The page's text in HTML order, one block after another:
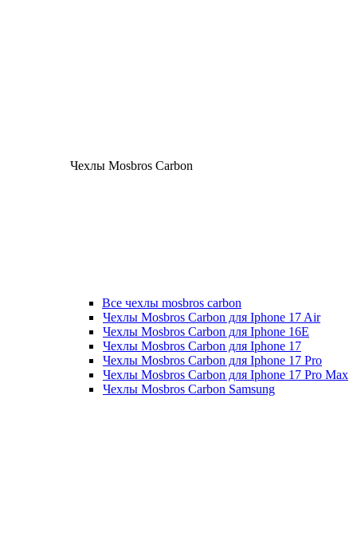
Чехлы Mosbros Carbon
Все чехлы mosbros carbon
Чехлы Mosbros Carbon для Iphone 17 Air
Чехлы Mosbros Carbon для Iphone 16E
Чехлы Mosbros Carbon для Iphone 17
Чехлы Mosbros Carbon для Iphone 17 Pro
Чехлы Mosbros Carbon для Iphone 17 Pro Max
Чехлы Mosbros Carbon Samsung